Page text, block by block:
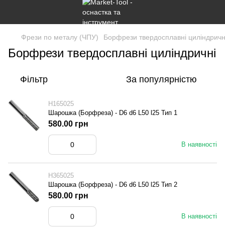
Фрези по металу (ЧПУ) Борфрези твердосплавні
Борфрези твердосплавні циліндричні
Фільтр За популярністю
H165025
Шарошка (Борфреза) - D6 d6 L50 l25 Тип 1
В наявності
580.00 грн
H365025
Шарошка (Борфреза) - D6 d6 L50 l25 Тип 2
В наявності
580.00 грн